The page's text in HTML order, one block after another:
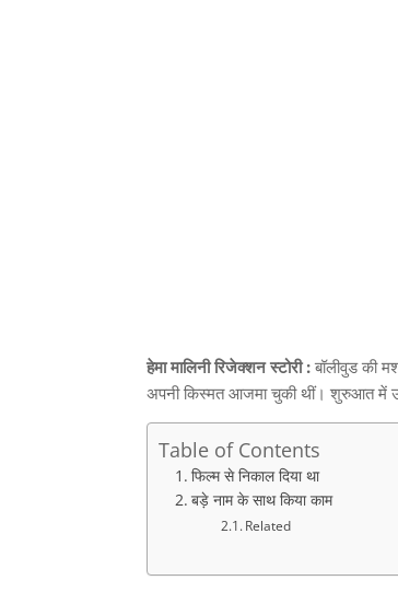
हेमा मालिनी रिजेक्शन स्टोरी : बॉलीवुड की
अपनी किस्मत आजमा चुकी थीं। शुरुआत में
Table of Contents
फिल्म से निकाल दिया था
बड़े नाम के साथ किया काम
Related